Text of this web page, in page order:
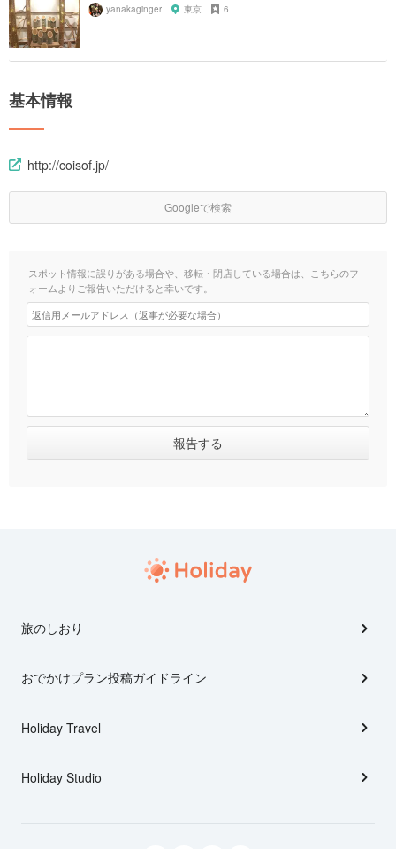
yanakaginger 東京 6
基本情報
http://coisof.jp/
Googleで検索
スポット情報に誤りがある場合や、移転・閉店している場合は、こちらのフ
ォームよりご報告いただけると幸いです。
旅のしおり
おでかけプラン投稿ガイドライン
Holiday Travel
Holiday Studio